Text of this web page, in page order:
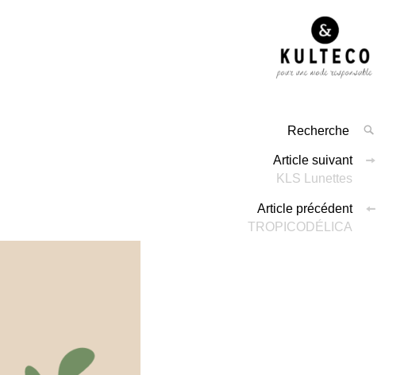
Article suivant
KLS Lunettes
Article précédent
TROPICODÉLICA